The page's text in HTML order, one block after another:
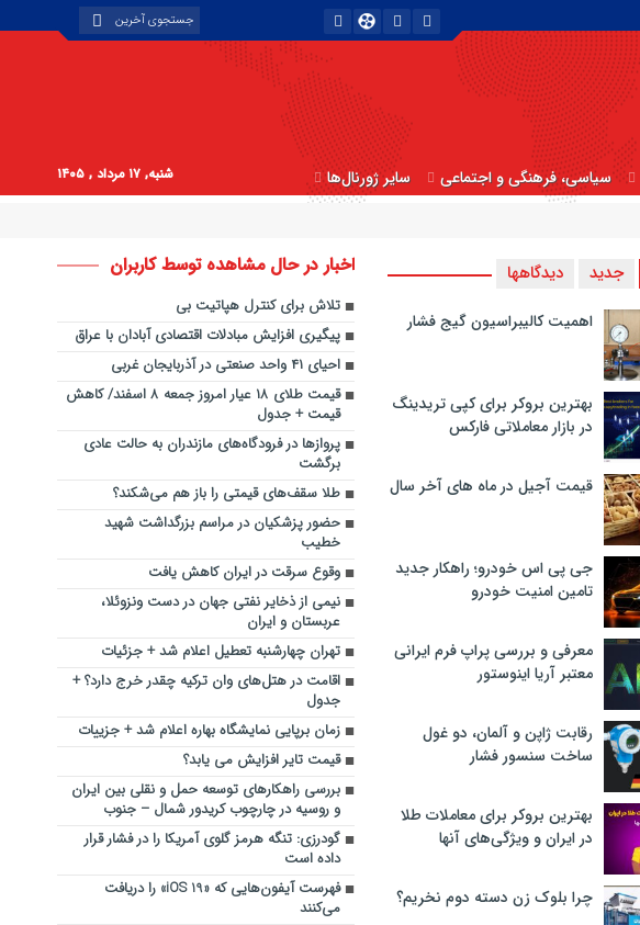
سیاسی، فرهنگی و اجتماعی سایر ژورنال‌ها شنبه, ۱۷ مرداد , ۱۴۰۵
جدید دیدگاهها
اهمیت کالیبراسیون گیج فشار
بهترین بروکر برای کپی‌ تریدینگ
در بازار معاملاتی فارکس
قیمت آجیل در ماه های آخر سال
جی پی اس خودرو؛ راهکار جدید
تامین امنیت خودرو
معرفی و بررسی پراپ فرم ایرانی
معتبر آریا اینوستور
رقابت ژاپن و آلمان، دو غول
ساخت سنسور فشار
بهترین بروکر برای معاملات طلا
در ایران و ویژگی‌های آنها
چرا بلوک زن دسته دوم نخریم؟
اخبار در حال مشاهده توسط کاربران
تلاش برای کنترل هپاتیت بی
پیگیری افزایش مبادلات اقتصادی آبادان با عراق
احیای ۴۱ واحد صنعتی در آذربایجان غربی
قیمت طلای ۱۸ عیار امروز جمعه ۸ اسفند/ کاهش
قیمت + جدول
پروازها در فرودگاه‌های مازندران به حالت عادی
برگشت
طلا سقف‌های قیمتی را باز هم می‌شکند؟
حضور پزشکیان در مراسم بزرگداشت شهید
خطیب
وقوع سرقت در ایران کاهش یافت
نیمی از ذخایر نفتی جهان در دست ونزوئلا،
عربستان و ایران
تهران چهارشنبه تعطیل اعلام شد + جزئیات
اقامت در هتل‌های وان ترکیه چقدر خرج دارد؟ +
جدول
زمان برپایی نمایشگاه بهاره اعلام شد + جزییات
قیمت تایر افزایش می یابد؟
بررسی راهکارهای توسعه حمل و نقلی بین ایران
و روسیه در چارچوب کریدور شمال – جنوب
گودرزی: تنگه هرمز گلوی آمریکا را در فشار قرار
داده است
فهرست آیفون‌هایی که «iOS 19» را دریافت
می‌کنند